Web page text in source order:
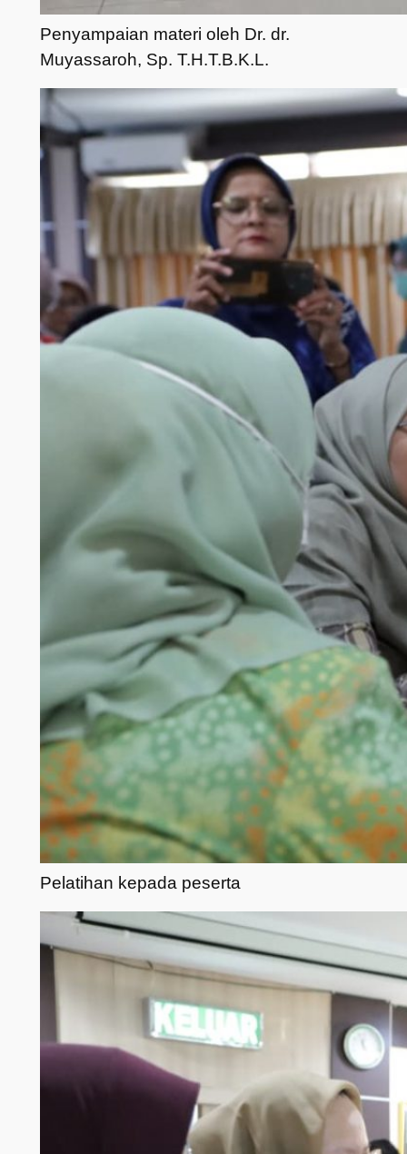
Penyampaian materi oleh Dr. dr.
Muyassaroh, Sp. T.H.T.B.K.L.
Pelatihan kepada peserta